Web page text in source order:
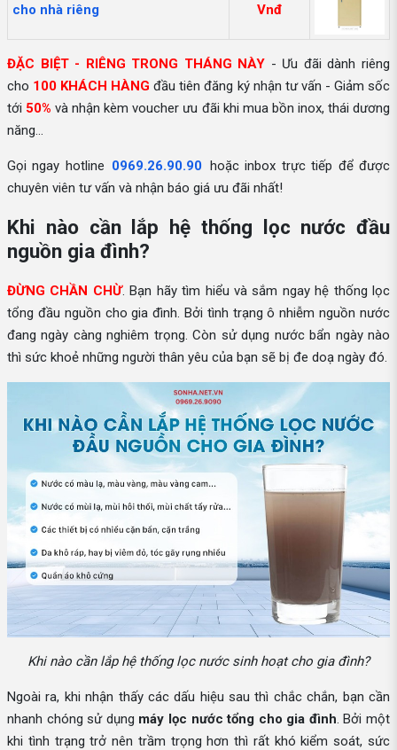
cho nhà riêng
Vnđ
ĐẶC BIỆT - RIÊNG TRONG THÁNG NÀY - Ưu đãi dành riêng
cho 100 KHÁCH HÀNG đầu tiên đăng ký nhận tư vấn - Giảm sốc
tới 50% và nhận kèm voucher ưu đãi khi mua bồn inox, thái dương
năng…
Gọi ngay hotline 0969.26.90.90 hoặc inbox trực tiếp để được
chuyên viên tư vấn và nhận báo giá ưu đãi nhất!
Khi nào cần lắp hệ thống lọc nước đầu
nguồn gia đình?
ĐỪNG CHẦN CHỪ. Bạn hãy tìm hiểu và sắm ngay hệ thống lọc
tổng đầu nguồn cho gia đình. Bởi tình trạng ô nhiễm nguồn nước
đang ngày càng nghiêm trọng. Còn sử dụng nước bẩn ngày nào
thì sức khoẻ những người thân yêu của bạn sẽ bị đe doạ ngày đó.
Khi nào cần lắp hệ thống lọc nước sinh hoạt cho gia đình?
Ngoài ra, khi nhận thấy các dấu hiệu sau thì chắc chắn, bạn cần
nhanh chóng sử dụng máy lọc nước tổng cho gia đình. Bởi một
khi tình trạng trở nên trầm trọng hơn thì rất khó kiểm soát, sức